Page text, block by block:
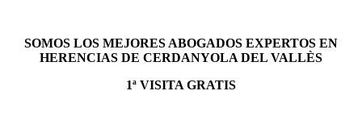
SOMOS LOS MEJORES ABOGADOS EXPERTOS EN
HERENCIAS DE CERDANYOLA DEL VALLÈS
1ª VISITA GRATIS